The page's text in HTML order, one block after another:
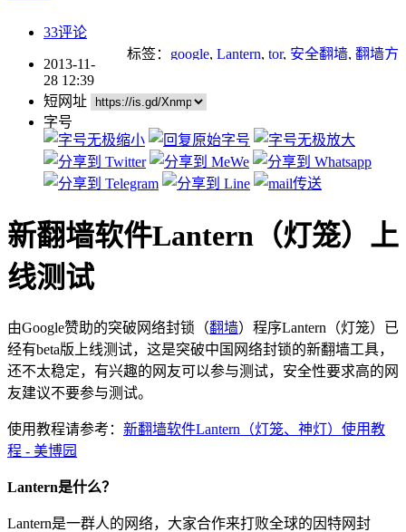
33评论
标签： google, Lantern, tor, 安全翻墙, 翻墙方
2013-11-
28 12:39
短网址
字号
新翻墙软件Lantern（灯笼）上
线测试
由Google赞助的突破网络封锁（翻墙）程序Lantern（灯笼）已
经有beta版上线测试，这是突破中国网络封锁的新翻墙工具，
还不太稳定，有兴趣的网友可以参与测试，安全性要求高的网
友建议不要参与测试。
使用教程请参考： 新翻墙软件Lantern（灯笼、神灯）使用教
程 - 美博园
Lantern是什么？
Lantern是一群人的网络，大家合作来打败全球的因特网封